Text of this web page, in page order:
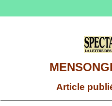
Article